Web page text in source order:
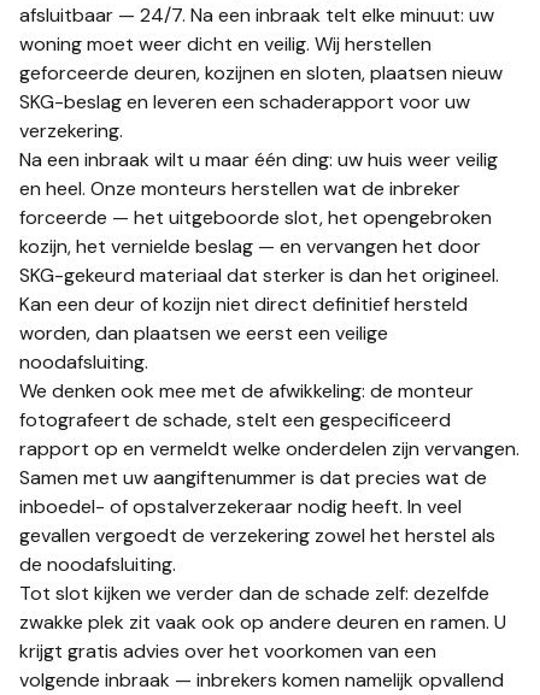
afsluitbaar — 24/7. Na een inbraak telt elke minuut: uw
woning moet weer dicht en veilig. Wij herstellen
geforceerde deuren, kozijnen en sloten, plaatsen nieuw
SKG-beslag en leveren een schaderapport voor uw
verzekering.
Na een inbraak wilt u maar één ding: uw huis weer veilig
en heel. Onze monteurs herstellen wat de inbreker
forceerde — het uitgeboorde slot, het opengebroken
kozijn, het vernielde beslag — en vervangen het door
SKG-gekeurd materiaal dat sterker is dan het origineel.
Kan een deur of kozijn niet direct definitief hersteld
worden, dan plaatsen we eerst een veilige
noodafsluiting.
We denken ook mee met de afwikkeling: de monteur
fotografeert de schade, stelt een gespecificeerd
rapport op en vermeldt welke onderdelen zijn vervangen.
Samen met uw aangiftenummer is dat precies wat de
inboedel- of opstalverzekeraar nodig heeft. In veel
gevallen vergoedt de verzekering zowel het herstel als
de noodafsluiting.
Tot slot kijken we verder dan de schade zelf: dezelfde
zwakke plek zit vaak ook op andere deuren en ramen. U
krijgt gratis advies over het voorkomen van een
volgende inbraak — inbrekers komen namelijk opvallend